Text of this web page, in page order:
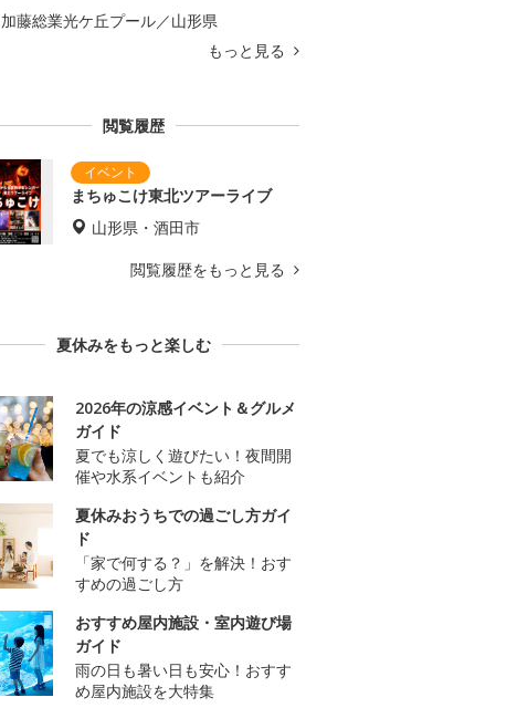
加藤総業光ケ丘プール／山形県
もっと見る
閲覧履歴
まちゅこけ東北ツアーライブ
山形県・酒田市
閲覧履歴をもっと見る
夏休みをもっと楽しむ
2026年の涼感イベント＆グルメ
ガイド
夏でも涼しく遊びたい！夜間開
催や水系イベントも紹介
夏休みおうちでの過ごし方ガイ
ド
「家で何する？」を解決！おす
すめの過ごし方
おすすめ屋内施設・室内遊び場
ガイド
雨の日も暑い日も安心！おすす
め屋内施設を大特集